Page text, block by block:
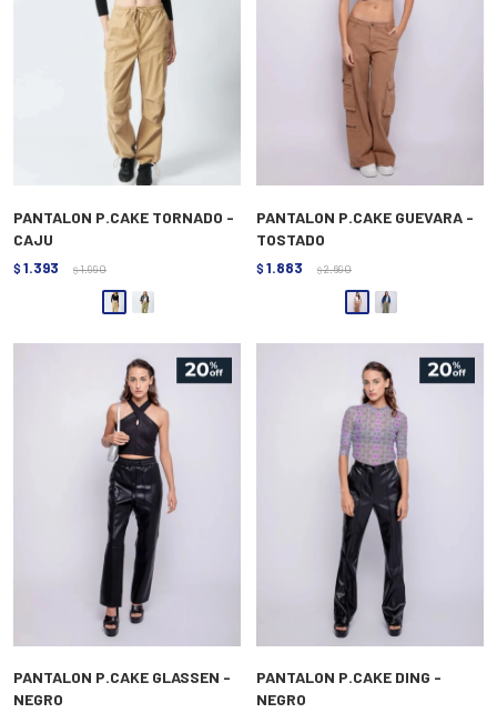
PANTALON P.CAKE TORNADO -
CAJU
$ 1.393 $ 1.990
PANTALON P.CAKE GUEVARA -
TOSTADO
$ 1.883 $ 2.690
PANTALON P.CAKE GLASSEN -
NEGRO
PANTALON P.CAKE DING -
NEGRO